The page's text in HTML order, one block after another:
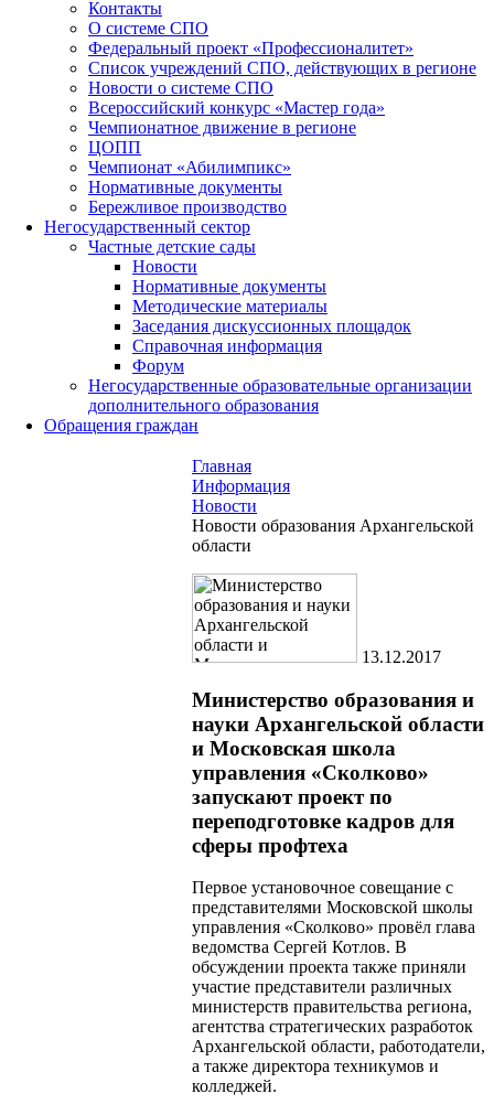
Контакты
О системе СПО
Федеральный проект «Профессионалитет»
Список учреждений СПО, действующих в регионе
Новости о системе СПО
Всероссийский конкурс «Мастер года»
Чемпионатное движение в регионе
ЦОПП
Чемпионат «Абилимпикс»
Нормативные документы
Бережливое производство
Негосударственный сектор
Частные детские сады
Новости
Нормативные документы
Методические материалы
Заседания дискуссионных площадок
Справочная информация
Форум
Негосударственные образовательные организации
дополнительного образования
Обращения граждан
Главная
Информация
Новости
Новости образования Архангельской
области
13.12.2017
Министерство образования и
науки Архангельской области
и Московская школа
управления «Сколково»
запускают проект по
переподготовке кадров для
сферы профтеха
Первое установочное совещание с
представителями Московской школы
управления «Сколково» провёл глава
ведомства Сергей Котлов. В
обсуждении проекта также приняли
участие представители различных
министерств правительства региона,
агентства стратегических разработок
Архангельской области, работодатели,
а также директора техникумов и
колледжей.